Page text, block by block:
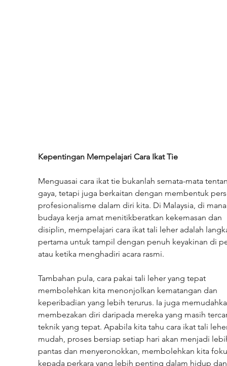
Kepentingan Mempelajari Cara Ikat Tie
Menguasai cara ikat tie bukanlah semata-mata
gaya, tetapi juga berkaitan dengan membentuk
profesionalisme dalam diri kita. Di Malaysia, di
budaya kerja amat menitikberatkan kekemasan dan
disiplin, mempelajari cara ikat tali leher adalah
pertama untuk tampil dengan penuh keyakinan di
atau ketika menghadiri acara rasmi.
Tambahan pula, cara pakai tali leher yang tepat
membolehkan kita menonjolkan kematangan dan
keperibadian yang lebih terurus. Ia juga
membezakan diri daripada mereka yang masih
teknik yang tepat. Apabila kita tahu cara ikat tali
mudah, proses bersiap setiap hari akan menjadi
pantas dan menyeronokkan, membolehkan kita
kepada perkara yang lebih penting dalam hidup